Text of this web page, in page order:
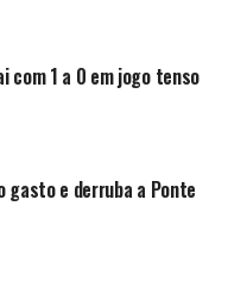
com 1 a 0 em jogo tenso
gasto e derruba a Ponte